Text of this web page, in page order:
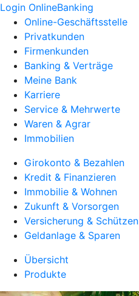
Login OnlineBanking
Online-Geschäftsstelle
Privatkunden
Firmenkunden
Banking & Verträge
Meine Bank
Karriere
Service & Mehrwerte
Waren & Agrar
Immobilien
Girokonto & Bezahlen
Kredit & Finanzieren
Immobilie & Wohnen
Zukunft & Vorsorgen
Versicherung & Schützen
Geldanlage & Sparen
Übersicht
Produkte